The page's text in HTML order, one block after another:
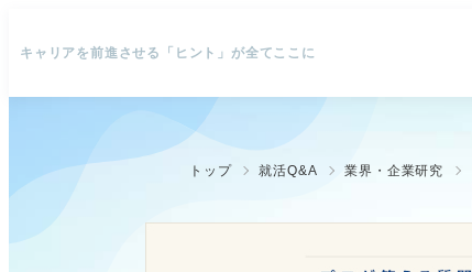
キャリアを前進させる「ヒント」が全てここに
トップ 就活Q&A 業界・企業研究